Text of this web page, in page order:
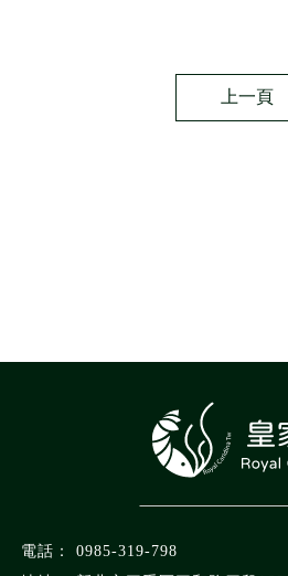
上一頁
0985-319-798